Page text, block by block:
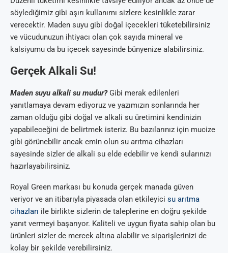
söylediğimiz gibi aşırı kullanımı sizlere kesinlikle zarar
verecektir. Maden suyu gibi doğal içecekleri tüketebilirsiniz
ve vücudunuzun ihtiyacı olan çok sayıda mineral ve
kalsiyumu da bu içecek sayesinde bünyenize alabilirsiniz.
Gerçek Alkali Su!
Maden suyu alkali su mudur? Gibi merak edilenleri
yanıtlamaya devam ediyoruz ve yazımızın sonlarında her
zaman olduğu gibi doğal ve alkali su üretimini kendinizin
yapabileceğini de belirtmek isteriz. Bu bazılarınız için mucize
gibi görünebilir ancak emin olun su arıtma cihazları
sayesinde sizler de alkali su elde edebilir ve kendi sularınızı
hazırlayabilirsiniz.
Royal Green markası bu konuda gerçek manada güven
veriyor ve an itibarıyla piyasada olan etkileyici su arıtma
cihazları ile birlikte sizlerin de taleplerine en doğru şekilde
yanıt vermeyi başarıyor. Kaliteli ve uygun fiyata sahip olan bu
ürünleri sizler de mercek altına alabilir ve siparişlerinizi de
kolay bir şekilde verebilirsiniz.